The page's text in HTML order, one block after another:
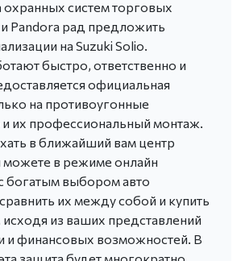
охранных систем торговых
Pandora рад предложить
на Suzuki Solio.
быстро, ответственно и
официальная
на противоугонные
их профессиональный монтаж.
в ближайший вам центр
можете в режиме онлайн
богатым выбором авто
их между собой и купить
из ваших представлений
и финансовых возможностей. В